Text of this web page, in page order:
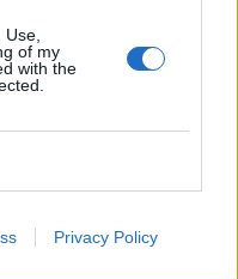
of my
with the
Privacy Policy
armoton vääntö –
MM-finaaliin!